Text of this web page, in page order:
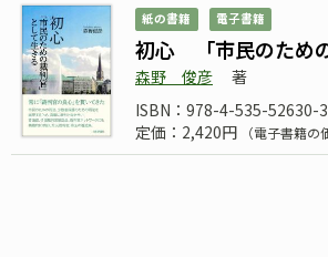
紙の書籍 電子書籍
初心 「市民のため
森野 俊彦
著
ISBN：978-4-535-52630-3
定価：2,420円
（電子書籍